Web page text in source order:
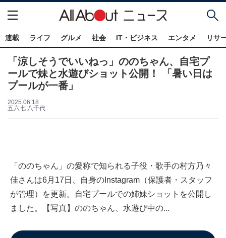
連載 ライフ グルメ 社会 IT・ビジネス エンタメ リサ
「涼しそうでいいねっ」ののちゃん、自宅プ
ールで妹と水遊びショット公開！ 「暑い日は
プールが一番」
2025.06.18
五六七 八千代
「ののちゃん」の愛称で知られる子役・歌手の村方乃々
佳さんは6月17日、自身のInstagram（保護者・スタッフ
が管理）を更新。自宅プールでの姉妹ショットを公開し
ました。【写真】ののちゃん、水遊び中の...